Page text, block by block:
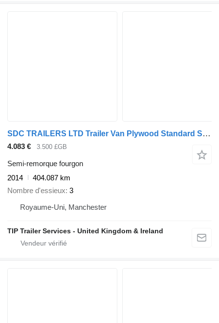
SDC TRAILERS LTD Trailer Van Plywood Standard Straight
4.083 € 3.500 £GB
Semi-remorque fourgon
2014
404.087 km
Nombre d'essieux 3
Royaume-Uni, Manchester
TIP Trailer Services - United Kingdom & Ireland